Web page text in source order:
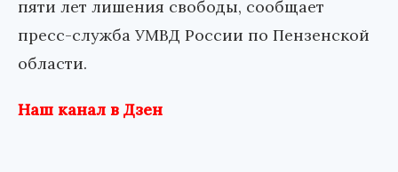
пяти лет лишения свободы, сообщает
пресс-служба УМВД России по Пензенской
области.
Наш канал в Дзен